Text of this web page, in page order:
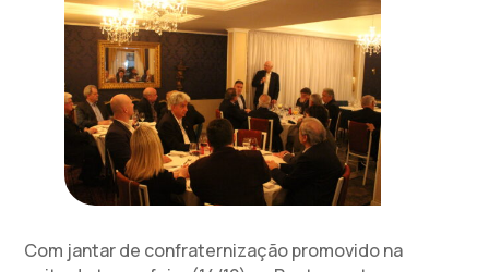
Com jantar de confraternização promovido na